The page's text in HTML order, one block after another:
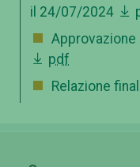
il 24/07/2024
pdf
Relazione